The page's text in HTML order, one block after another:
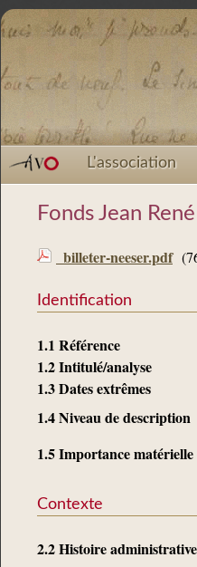
L'association
Fonds Jean
_billeter-neeser.pdf
Identification
1.1 Référence
1.2 Intitulé/analyse
1.3 Dates extrêmes
1.4 Niveau de description
1.5 Importance
Contexte
2.2 Histoire